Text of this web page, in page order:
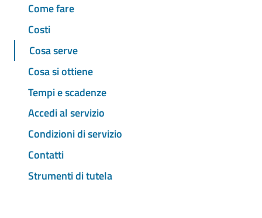
Come fare
Costi
Cosa serve
Cosa si ottiene
Tempi e scadenze
Accedi al servizio
Condizioni di servizio
Contatti
Strumenti di tutela